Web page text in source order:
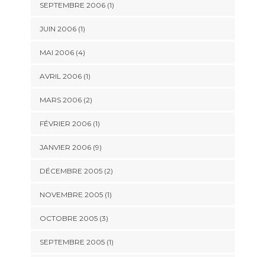
SEPTEMBRE 2006 (1)
JUIN 2006 (1)
MAI 2006 (4)
AVRIL 2006 (1)
MARS 2006 (2)
FÉVRIER 2006 (1)
JANVIER 2006 (9)
DÉCEMBRE 2005 (2)
NOVEMBRE 2005 (1)
OCTOBRE 2005 (3)
SEPTEMBRE 2005 (1)